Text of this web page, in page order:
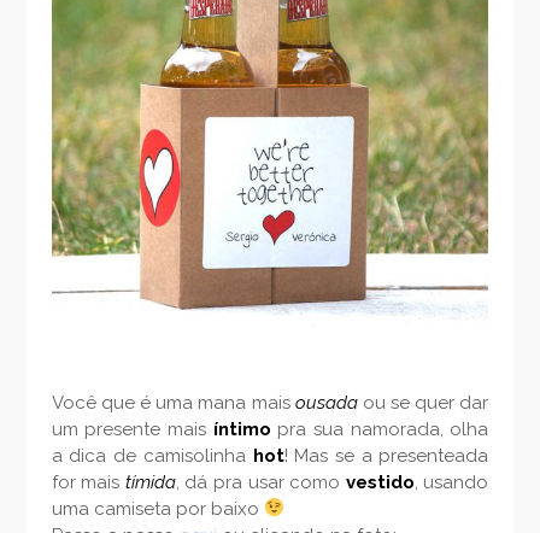
Você que é uma mana mais ousadaou se quer dar
um presente mais íntimo pra sua namorada, olha
a dica de camisolinha hot! Mas se a presenteada
for mais tímida, dá pra usar como vestido, usando
uma camiseta por baixo